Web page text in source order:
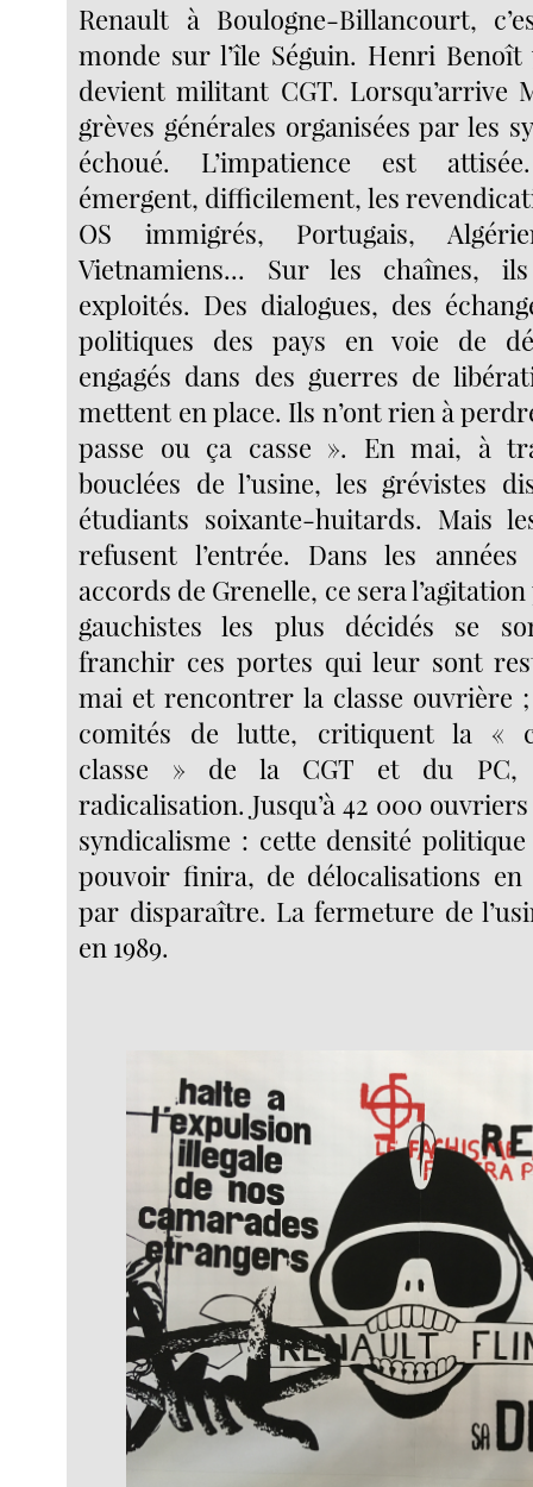
Renault à Boulogne-Billancourt,
monde sur l’île Séguin. Henri
devient militant CGT. Lorsqu’arrive
grèves générales organisées par les
échoué. L’impatience est
émergent, difficilement, les
OS immigrés, Portugais,
Vietnamiens... Sur les chaînes,
exploités. Des dialogues, des
politiques des pays en voie de
engagés dans des guerres de
mettent en place. Ils n’ont rien à
passe ou ça casse ». En mai, à
bouclées de l’usine, les grévistes
étudiants soixante-huitards. Mais
refusent l’entrée. Dans les
accords de Grenelle, ce sera
gauchistes les plus décidés se
franchir ces portes qui leur sont
mai et rencontrer la classe ouvrière
comités de lutte, critiquent la «
classe » de la CGT et du PC,
radicalisation. Jusqu’à 42 000
syndicalisme : cette densité
pouvoir finira, de délocalisations en
par disparaître. La fermeture de
en 1989.